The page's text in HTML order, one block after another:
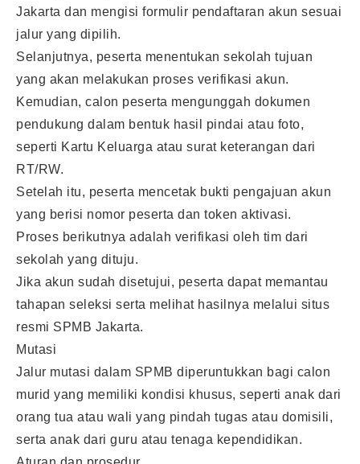
Jakarta dan mengisi formulir pendaftaran akun sesuai
jalur yang dipilih.
Selanjutnya, peserta menentukan sekolah tujuan
yang akan melakukan proses verifikasi akun.
Kemudian, calon peserta mengunggah dokumen
pendukung dalam bentuk hasil pindai atau foto,
seperti Kartu Keluarga atau surat keterangan dari
RT/RW.
Setelah itu, peserta mencetak bukti pengajuan akun
yang berisi nomor peserta dan token aktivasi.
Proses berikutnya adalah verifikasi oleh tim dari
sekolah yang dituju.
Jika akun sudah disetujui, peserta dapat memantau
tahapan seleksi serta melihat hasilnya melalui situs
resmi SPMB Jakarta.
Mutasi
Jalur mutasi dalam SPMB diperuntukkan bagi calon
murid yang memiliki kondisi khusus, seperti anak dari
orang tua atau wali yang pindah tugas atau domisili,
serta anak dari guru atau tenaga kependidikan.